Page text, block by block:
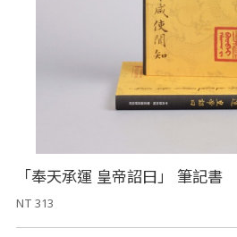
「奉天承運 皇帝詔曰」 筆記書
NT 313